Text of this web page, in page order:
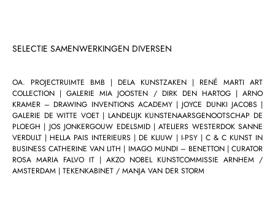
SELECTIE SAMENWERKINGEN DIVERSEN
OA. PROJECTRUIMTE BMB | DELA KUNSTZAKEN | RENÉ MARTI ART
COLLECTION | GALERIE MIA JOOSTEN / DIRK DEN HARTOG | ARNO
KRAMER – DRAWING INVENTIONS ACADEMY | JOYCE DUNKI JACOBS |
GALERIE DE WITTE VOET | LANDELIJK KUNSTENAARSGENOOTSCHAP DE
PLOEGH | JOS JONKERGOUW EDELSMID | ATELIERS WESTERDOK SANNE
VERDULT | HELLA PAIS INTERIEURS | DE KLIUW | I-PSY | C & C KUNST IN
BUSINESS CATHERINE VAN LITH | IMAGO MUNDI – BENETTON | CURATOR
ROSA MARIA FALVO IT | AKZO NOBEL KUNSTCOMMISSIE ARNHEM /
AMSTERDAM | TEKENKABINET / MANJA VAN DER STORM